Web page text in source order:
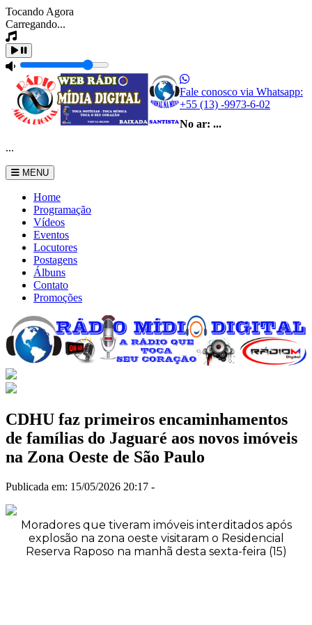
Tocando Agora
Carregando...
Fale conosco via Whatsapp:
+55 (13) -9973-6-02
No ar: ...
...
MENU
Home
Programação
Vídeos
Eventos
Locutores
Postagens
Álbuns
Contato
Promoções
CDHU faz primeiros encaminhamentos
de famílias do Jaguaré aos novos imóveis
na Zona Oeste de São Paulo
Publicada em: 15/05/2026 20:17 -
Moradores que tiveram imóveis interditados após
explosão na zona oeste visitaram o Residencial
Reserva Raposo na manhã desta sexta-feira (15)